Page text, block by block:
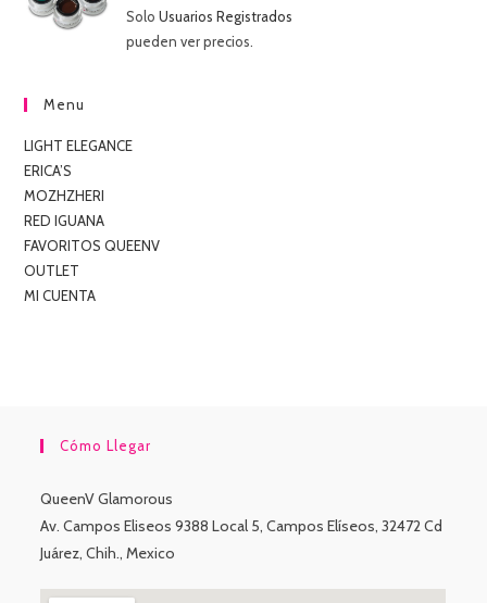
Valorado
5
SoloUsuarios Registrados
pueden ver precios.
Menu
LIGHT ELEGANCE
ERICA’S
MOZHZHERI
RED IGUANA
FAVORITOS QUEENV
OUTLET
MI CUENTA
Cómo Llegar
QueenV Glamorous
Av. Campos Eliseos 9388 Local 5, Campos Elíseos, 32472 Cd
Juárez, Chih., Mexico